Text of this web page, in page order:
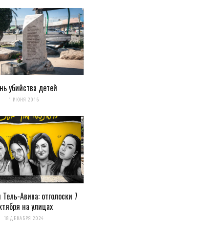
убийства детей
1 ИЮНЯ 2016
Авива: отголоски 7
на улицах
18 ДЕКАБРЯ 2024